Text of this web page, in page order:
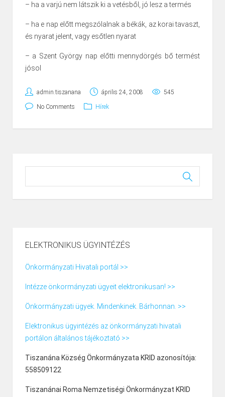
– ha a varjú nem látszik ki a vetésből, jó lesz a termés
– ha e nap előtt megszólalnak a békák, az korai tavaszt,
és nyarat jelent, vagy esőtlen nyarat
– a Szent György nap előtti mennydörgés bő termést
jósol
admin.tiszanana április 24, 2008 545
No Comments Hírek
ELEKTRONIKUS ÜGYINTÉZÉS
Önkormányzati Hivatali portál >>
Intézze önkormányzati ügyeit elektronikusan! >>
Önkormányzati ügyek. Mindenkinek. Bárhonnan. >>
Elektronikus ügyintézés az önkormányzati hivatali
portálon általános tájékoztató >>
Tiszanána Község Önkormányzata KRID azonosítója:
558509122
Tiszanánai Roma Nemzetiségi Önkormányzat KRID